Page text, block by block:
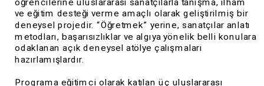
öğrencilerine uluslararası sanatçılarla tanışma, ilham
ve eğitim desteği verme amaçlı olarak geliştirilmiş bir
deneysel projedir. “Öğretmek” yerine, sanatçılar anlatı
metodları, başarısızlıklar ve algıya yönelik belli konulara
odaklanan açık deneysel atölye çalışmaları
hazırlamışlardır.
Programa eğitimci olarak katılan üç uluslararası